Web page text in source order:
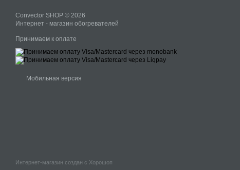
Convector SHOP © 2026
Интернет - магазин обогревателей
Принимаем к оплате
Мобильная версия
Интернет-магазин создан с Хорошоп